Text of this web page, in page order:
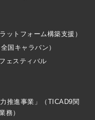
ットフォーム構築支援）
国キャラバン）
ェスティバル
推進事業」（TICAD9関
務）